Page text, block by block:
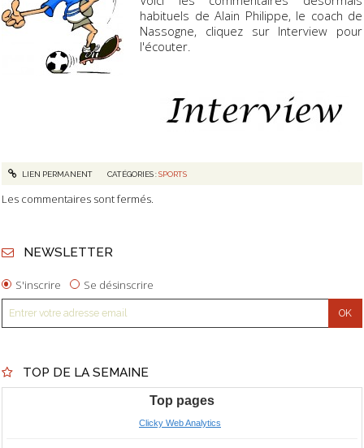
habituels de Alain Philippe, le coach de
Nassogne, cliquez sur Interview pour
l'écouter.
LIEN PERMANENT CATÉGORIES :SPORTS
Les commentaires sont fermés.
NEWSLETTER
S'inscrire Se désinscrire
TOP DE LA SEMAINE